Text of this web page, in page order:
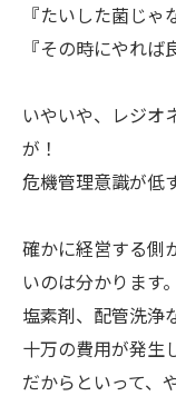
『たいした菌じゃ
『その時にやれば
いやいや、レジオ
が！
危機管理意識が低
確かに経営する側
いのは分かります。
塩素剤、配管洗浄
十万の費用が発生
だからといって、